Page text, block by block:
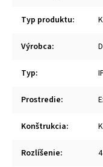
Typ produktu:
Výrobca:
Typ:
Prostredie:
Konštrukcia:
Rozlíšenie: